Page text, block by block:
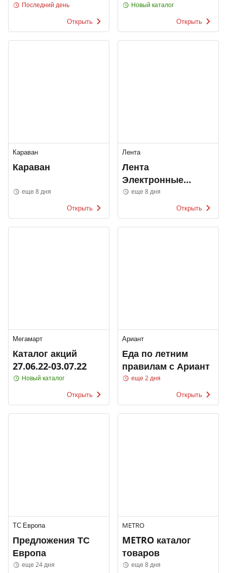
Последний день
Открыть
Новый каталог
Открыть
Караван
Караван
еще 8 дня
Открыть
Лента
Лента
Электронные
каталоги
еще 8 дня
Открыть
Мегамарт
Каталог акций
27.06.22-03.07.22
Новый каталог
Открыть
Ариант
Еда по летним
правилам с Ариант
еще 2 дня
Открыть
ТС Европа
Предложения ТС
Европа
еще 24 дня
METRO
METRO каталог
товаров
еще 8 дня